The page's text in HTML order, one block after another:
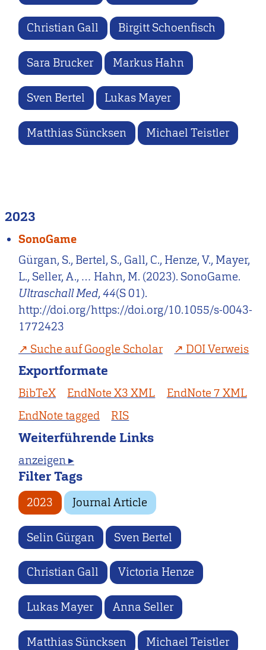
Christian Gall Birgitt Schoenfisch
Sara Brucker Markus Hahn
Sven Bertel Lukas Mayer
Matthias Süncksen Michael Teistler
2023
SonoGame
Gürgan, S., Bertel, S., Gall, C., Henze, V., Mayer,
L., Seller, A., … Hahn, M. (2023). SonoGame.
Ultraschall Med,44(S 01).
http://doi.org/https://doi.org/10.1055/s-0043-
1772423
Suche auf Google Scholar
DOI Verweis
Exportformate
BibTeX EndNote X3 XML
EndNote 7 XML
EndNote tagged
RIS
Weiterführende Links
anzeigen ▸
Filter Tags
2023 Journal Article
Selin Gürgan Sven Bertel
Christian Gall Victoria Henze
Lukas Mayer Anna Seller
Matthias Süncksen Michael Teistler